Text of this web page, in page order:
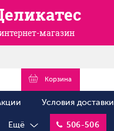
магазин
Корзина
Условия доставки
Ещё 506-506